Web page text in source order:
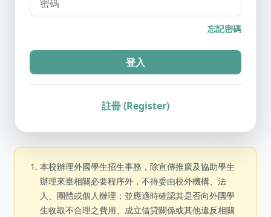
忘記密碼
登入
註冊 (Register)
本校辦理外國學生招生事務，除宣傳推廣及協助學生
辦理來臺相關必要程序外，不得委由校外機構、法
人、團體或個人辦理；並應適時確認其是否向外國學
生收取不合理之費用、成立借貸關係或其他違反相關